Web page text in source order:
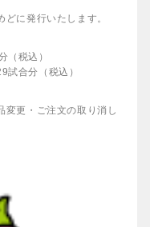
に発行いたします。
（税込）
試合分（税込）
変更・ご注文の取り消し